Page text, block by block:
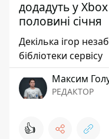
додадуть у
половині січня
Декілька ігор
бібліотеки сервісу
Максим
РЕДАКТОР
👍